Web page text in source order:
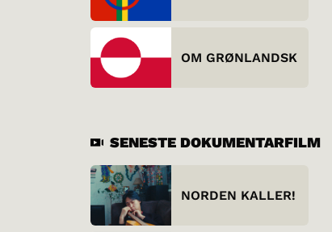
OM GRØNLANDSK
SENESTE DOKUMENTARFILM
NORDEN KALLER!